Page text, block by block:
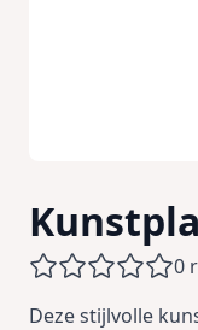
0
Deze stijlvolle